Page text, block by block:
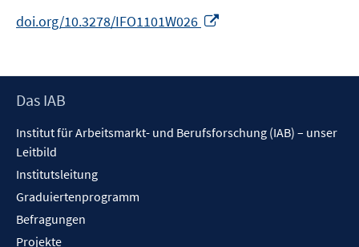
doi.org/10.3278/IFO1101W026
öffnen
Footer
Das IAB
Institut für Arbeitsmarkt- und Berufsforschung (IAB) – unser
Leitbild
Institutsleitung
Graduiertenprogramm
Befragungen
Projekte